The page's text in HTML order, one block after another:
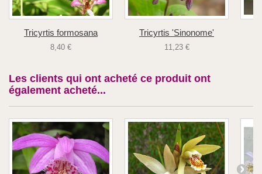
Tricyrtis formosana
8,40 €
Tricyrtis 'Sinonome'
11,23 €
Les clients qui ont acheté ce produit ont
également acheté...